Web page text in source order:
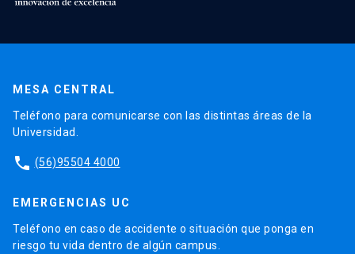
MESA CENTRAL
Teléfono para comunicarse con las distintas áreas de la
Universidad.
phone (56)95504 4000
EMERGENCIAS UC
Teléfono en caso de accidente o situación que ponga en
riesgo tu vida dentro de algún campus.